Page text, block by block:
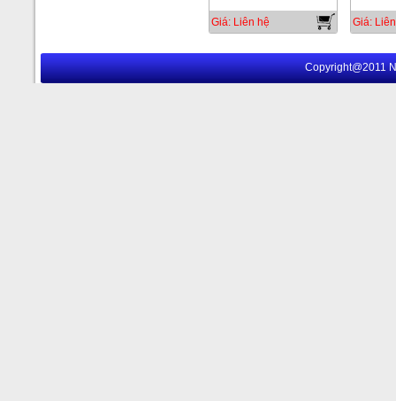
Giá: Liên hệ Giá:
Copyright@2011